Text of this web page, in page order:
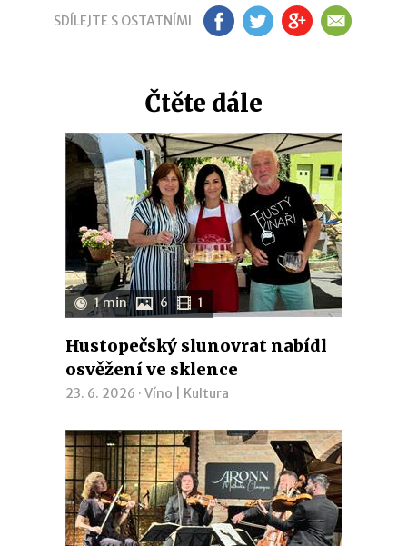
SDÍLEJTE S OSTATNÍMI FB TW GP EM
Čtěte dále
1 min 6 1
Hustopečský slunovrat nabídl
osvěžení ve sklence
23. 6. 2026 · Víno Kultura